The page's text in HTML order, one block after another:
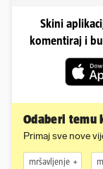
Skini
komentiraj i
Odaberi temu
Primaj sve nove
mršavljenje